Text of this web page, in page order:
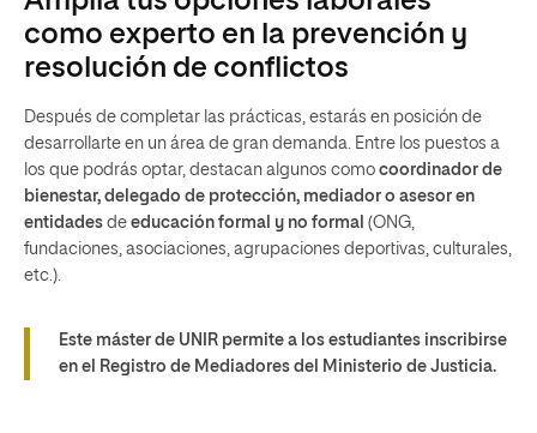
como experto en la prevención y
resolución de conflictos
Después de completar las prácticas, estarás en posición de
desarrollarte en un área de gran demanda. Entre los puestos a
los que podrás optar, destacan algunos como coordinador de
bienestar, delegado de protección, mediador o asesor en
entidades de educación formal y no formal (ONG,
fundaciones, asociaciones, agrupaciones deportivas, culturales,
etc.).
Este máster de UNIR permite a los estudiantes inscribirse
en el Registro de Mediadores del Ministerio de Justicia.